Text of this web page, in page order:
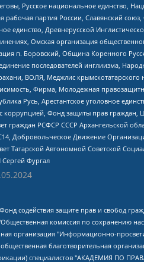
Русское национальное единство,
рабочая партия России, Славянский
единство, Древнерусской
Омская организация
п. Боровский, Община Коренного
последователей инглиизма,
ВОЛЯ, Меджлис крымскотатарского
Фирма, Молодежная
Русь, Арестантское уголовное
Фонд защиты прав граждан,
граждан РСФСР СССР Архангельской
Добровольческое Движение
Автономной Советской
Фургал
политики", Баданин Роман Сергеевич, Гликин Максим Александрович, Железнова Мария Михайловна, Лукьянова Юлия Сергеевна, Маетная Елизавета Витальевна, Маняхин Петр Борисович, Чуракова Ольга Владимировна, Ярош Юлия Петровна, Юридическое лицо "The Insider SIA", зарегистрированное в Риге, Латвийская Республика (дата регистрации 26.06.2015), являющееся администратором доменного имени интернет-издания "The Insider SIA", https://theins.ru, Постернак Алексей Евгеньевич, Рубин Михаил Аркадьевич, Анин Роман Александрович, Юридическое лицо Istories fonds, зарегистрированное в Латвийской Республике (регистрационный номер 50008295751, дата регистрации 24.02.2020), Великовский Дмитрий Александрович, Долинина Ирина Николаевна, Мароховская Алеся Алексеевна, Шлейнов Роман Юрьевич, Шмагун Олеся Валентиновна, Общество с ограниченной ответственностью "Альтаир 2021", Общество с ограниченной ответственностью "Вега 2021", Общество с ограниченной ответственностью "Главный редактор 2021", Общество с ограниченной ответственностью "Ромашки монолит", Важенков Артем Валерьевич, Ивановская областная общественная организация "Центр гендерных исследований", Гурман Юрий Альбертович, Медиапроект "ОВД-Инфо", Егоров Владимир Владимирович, Жилинский Владимир Александрович, Общество с ограниченной ответственностью "ЗП", Иванова София Юрьевна, Карезина Инна Павловна, Кильтау Екатерина Викторовна, Петров Алексей Викторович, Пискунов Сергей Евгеньевич, Смирнов Сергей Сергеевич, Тихонов Михаил Сергеевич, Общество с ограниченной ответственностью "ЖУРНАЛИСТ-ИНОСТРАННЫЙ АГЕНТ", Арапова Галина Юрьевна, Вольтская Татьяна Анатольевна, Американская компания "Mason G.E.S. Anonymous Foundation" (США), являющаяся владельцем